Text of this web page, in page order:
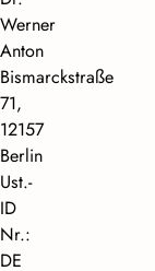
Werner
Anton
Bismarckstraße
71,
12157
Berlin
Ust.-
ID
Nr.:
DE